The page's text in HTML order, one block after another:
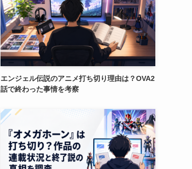
エンジェル伝説のアニメ打ち切り理由は？OVA2
話で終わった事情を考察